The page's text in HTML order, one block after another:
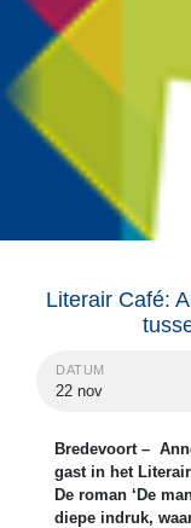
Literair Café:
DATUM
22 nov
Bredevoort –
gast in het
De roman ‘De
diepe indruk,